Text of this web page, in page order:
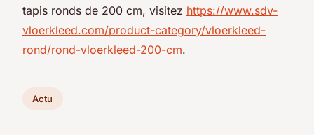
tapis ronds de 200 cm, visitez https://www.sdv-
vloerkleed.com/product-category/vloerkleed-
rond/rond-vloerkleed-200-cm.
Actu